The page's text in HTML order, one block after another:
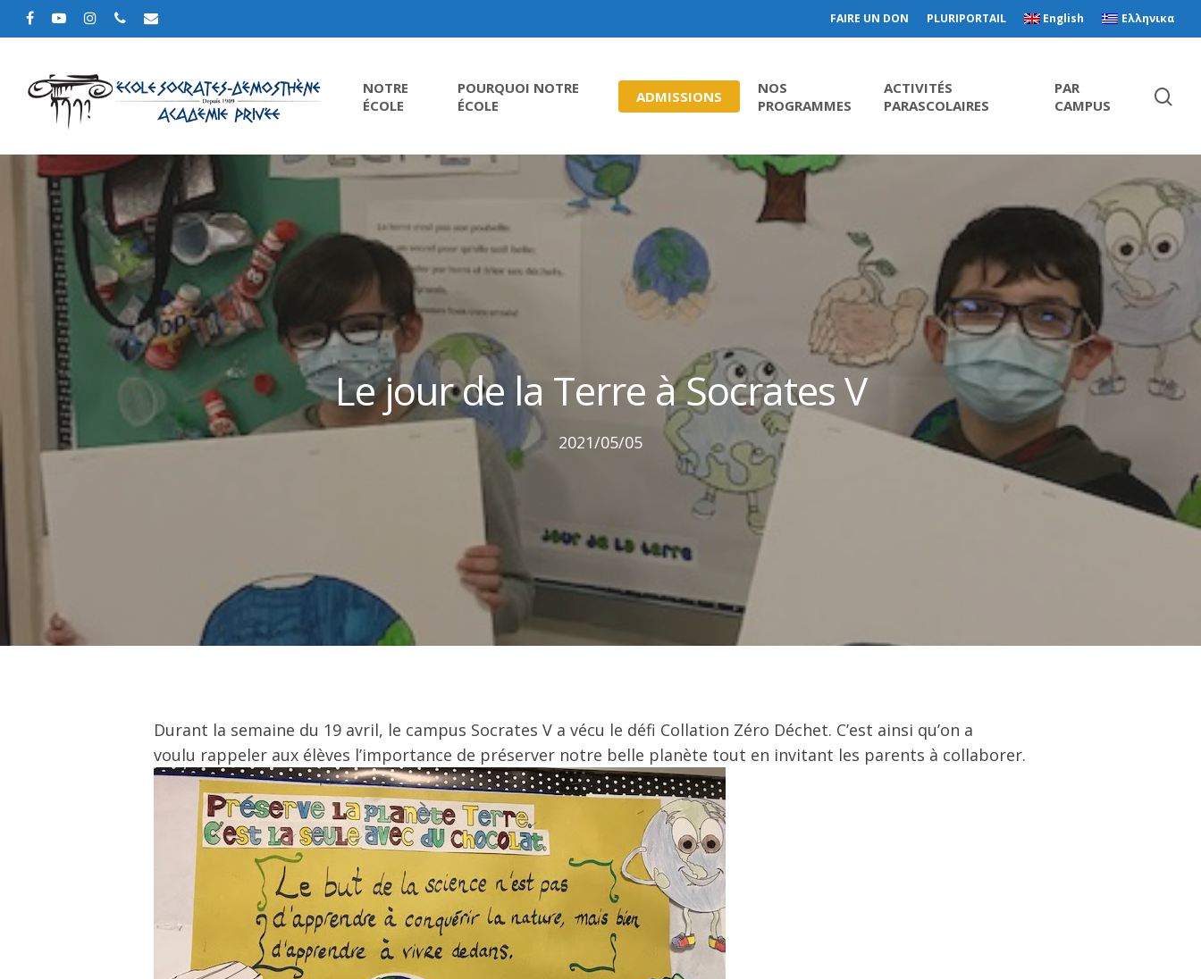
FAIRE UN DON PLURIPORTAIL English Ελληνικα
Hit enter to search or ESC to close
NOTRE
ÉCOLE
POURQUOI NOTRE
ÉCOLE
ADMISSIONS
NOS
PROGRAMMES
ACTIVITÉS
PARASCOLAIRES
PAR
CAMPUS
Le jour de la Terre à Socrates V
2021/05/05
Durant la semaine du 19 avril, le campus Socrates V a vécu le défi Collation Zéro Déchet. C’est ainsi qu’on a
voulu rappeler aux élèves l’importance de préserver notre belle planète tout en invitant les parents à collaborer.